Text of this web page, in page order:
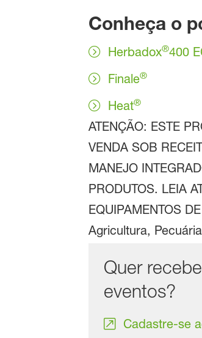
Conheça o
Herbadox®400
Finale®
Heat®
ATENÇÃO: ESTE
VENDA SOB
MANEJO
PRODUTOS. LEIA
EQUIPAMENTOS
Agricultura,
Quer
eventos?
Cadastre-se